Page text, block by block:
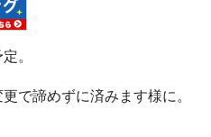
。
で諦めずに済みます様に。